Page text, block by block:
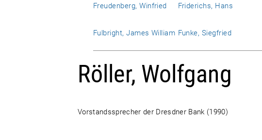
Freudenberg, Winfried
Friderichs, Hans
Fulbright, James William Funke, Siegfried
Röller, Wolfgang
Vorstandssprecher der Dresdner Bank (1990)